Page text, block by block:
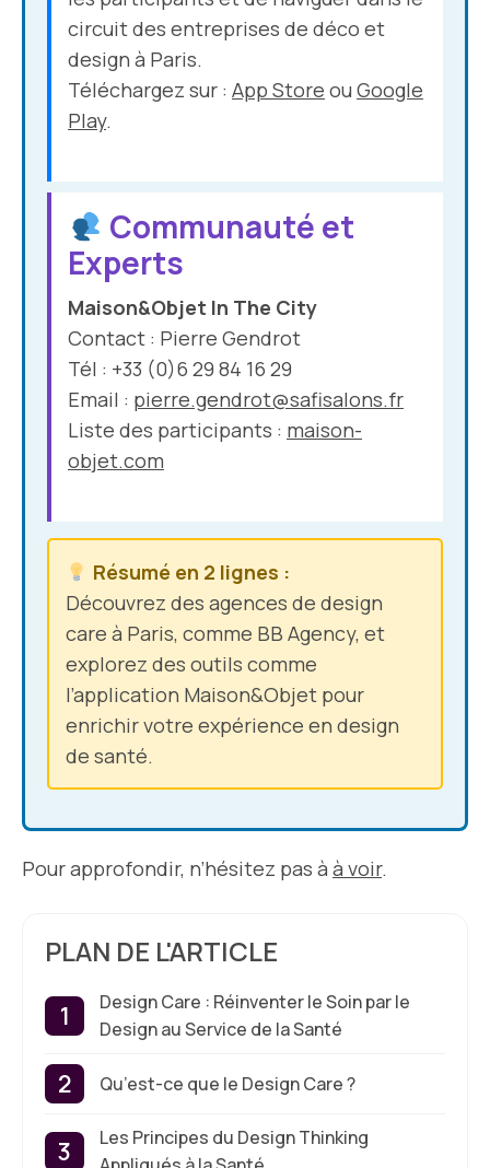
circuit des entreprises de déco et
design à Paris.
Téléchargez sur : App Store ou Google
Play.
Communauté et
Experts
Maison&Objet In The City
Contact : Pierre Gendrot
Tél : +33 (0)6 29 84 16 29
Email : pierre.gendrot@safisalons.fr
Liste des participants : maison-
objet.com
Résumé en 2 lignes :
Découvrez des agences de design
care à Paris, comme BB Agency, et
explorez des outils comme
l’application Maison&Objet pour
enrichir votre expérience en design
de santé.
Pour approfondir, n’hésitez pas à à voir.
PLAN DE L'ARTICLE
Design Care : Réinventer le Soin par le
Design au Service de la Santé
Qu’est-ce que le Design Care ?
Les Principes du Design Thinking